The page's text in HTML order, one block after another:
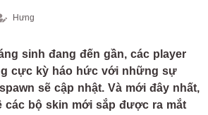
Hưng
sinh đang đến gần, các player
cực kỳ háo hức với những sự
sẽ cập nhật. Và mới đây nhất,
các bộ skin mới sắp được ra mắt